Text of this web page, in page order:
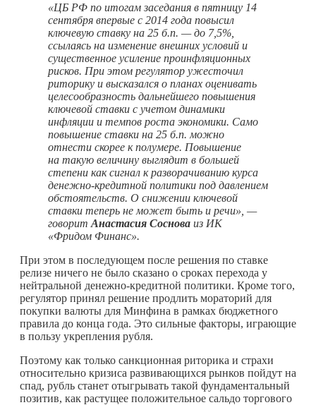
«ЦБ РФ по итогам заседания в пятницу 14
сентября впервые с 2014 года повысил
ключевую ставку на 25 б.п. — до 7,5%,
ссылаясь на изменение внешних условий и
существенное усиление проинфляционных
рисков. При этом регулятор ужесточил
риторику и высказался о планах оценивать
целесообразность дальнейшего повышения
ключевой ставки с учетом динамики
инфляции и темпов роста экономики. Само
повышение ставки на 25 б.п. можно
отнести скорее к полумере. Повышение
на такую величину выглядит в большей
степени как сигнал к разворачиванию курса
денежно-кредитной политики под давлением
обстоятельств. О снижении ключевой
ставки теперь не может быть и речи», —
говорит Анастасия Соснова из ИК
«Фридом Финанс».
При этом в последующем после решения по ставке
релизе ничего не было сказано о сроках перехода у
нейтральной денежно-кредитной политики. Кроме того,
регулятор принял решение продлить мораторий для
покупки валюты для Минфина в рамках бюджетного
правила до конца года. Это сильные факторы, играющие
в пользу укрепления рубля.
Поэтому как только санкционная риторика и страхи
относительно кризиса развивающихся рынков пойдут на
спад, рубль станет отыгрывать такой фундаментальный
позитив, как растущее положительное сальдо торгового